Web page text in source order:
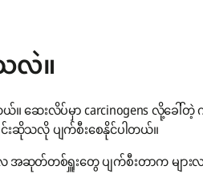
လဲ။
းလိပ်မှာ carcinogens လို့ခေါ်တဲ့
းဆိုသလို ပျက်စီးစေနိုင်ပါတယ်။
အဆုတ်တစ်ရှူးတွေ ပျက်စီးတာက များ